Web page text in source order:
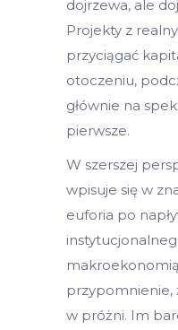
dojrzewa, ale
Projekty z
przyciągać
otoczeniu,
głównie na
pierwsze.
W szerszej
wpisuje się w
euforia po
przypomnienie,
w próżni. Im